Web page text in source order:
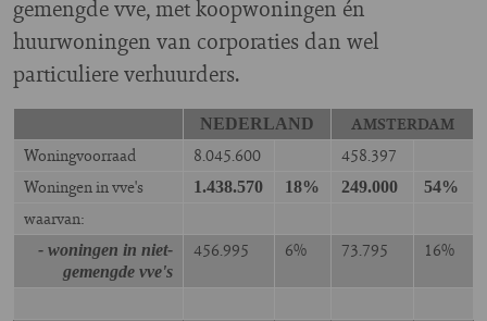
gemengde vve, met koopwoningen én
huurwoningen van corporaties dan wel
particuliere verhuurders.
NEDERLAND
AMSTERDAM
Woningvoorraad
8.045.600
458.397
Woningen in vve's
1.438.570 18% 249.000 54%
waarvan:
- woningen in niet-
gemengde vve's
456.995 6% 73.795 16%